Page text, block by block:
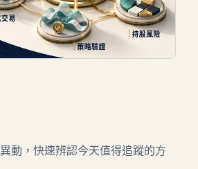
動，快速辨認今天值得追蹤的方